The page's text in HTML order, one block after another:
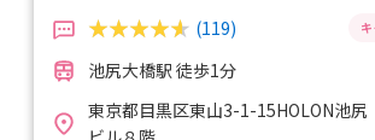
(119)
池尻大橋駅 徒歩1分
東京都目黒区東山3-1-15HOLON池尻